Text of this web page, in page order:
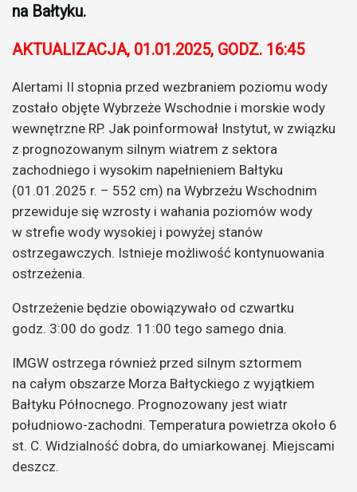
na Bałtyku.
AKTUALIZACJA, 01.01.2025, GODZ. 16:45
Alertami II stopnia przed wezbraniem poziomu wody
zostało objęte Wybrzeże Wschodnie i morskie wody
wewnętrzne RP. Jak poinformował Instytut, w związku
z prognozowanym silnym wiatrem z sektora
zachodniego i wysokim napełnieniem Bałtyku
(01.01.2025 r. – 552 cm) na Wybrzeżu Wschodnim
przewiduje się wzrosty i wahania poziomów wody
w strefie wody wysokiej i powyżej stanów
ostrzegawczych. Istnieje możliwość kontynuowania
ostrzeżenia.
Ostrzeżenie będzie obowiązywało od czwartku
godz. 3:00 do godz. 11:00 tego samego dnia.
IMGW ostrzega również przed silnym sztormem
na całym obszarze Morza Bałtyckiego z wyjątkiem
Bałtyku Północnego. Prognozowany jest wiatr
południowo-zachodni. Temperatura powietrza około 6
st. C. Widzialność dobra, do umiarkowanej. Miejscami
deszcz.